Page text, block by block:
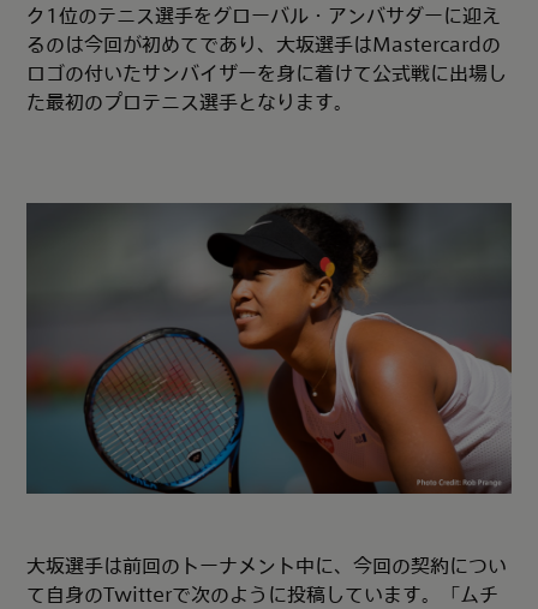
ク1位のテニス選手をグローバル・アンバサダーに迎え
るのは今回が初めてであり、大坂選手はMastercardの
ロゴの付いたサンバイザーを身に着けて公式戦に出場し
た最初のプロテニス選手となります。
大坂選手は前回のトーナメント中に、今回の契約につい
て自身のTwitterで次のように投稿しています。「ムチ